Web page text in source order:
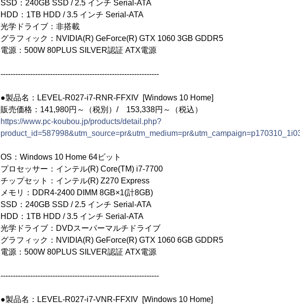
SSD：240GB SSD / 2.5 インチ Serial-ATA
HDD：1TB HDD / 3.5 インチ Serial-ATA
光学ドライブ：非搭載
グラフィック：NVIDIA(R) GeForce(R) GTX 1060 3GB GDDR5
電源：500W 80PLUS SILVER認証 ATX電源
----------------------------------------------------------------
●製品名：LEVEL-R027-i7-RNR-FFXIV [Windows 10 Home]
販売価格：141,980円～（税別）/ 153,338円～（税込）
https://www.pc-koubou.jp/products/detail.php?
OS：Windows 10 Home 64ビット
プロセッサー：インテル(R) Core(TM) i7-7700
チップセット：インテル(R) Z270 Express
メモリ：DDR4-2400 DIMM 8GB×1(計8GB)
SSD：240GB SSD / 2.5 インチ Serial-ATA
HDD：1TB HDD / 3.5 インチ Serial-ATA
光学ドライブ：DVDスーパーマルチドライブ
グラフィック：NVIDIA(R) GeForce(R) GTX 1060 6GB GDDR5
電源：500W 80PLUS SILVER認証 ATX電源
----------------------------------------------------------------
●製品名：LEVEL-R027-i7-VNR-FFXIV [Windows 10 Home]